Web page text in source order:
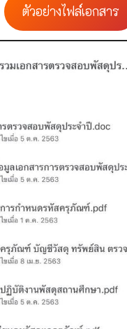
ตัวอย่างไฟล์เอกสาร